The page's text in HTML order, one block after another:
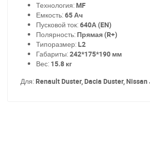
Технология: MF
Емкость:65 Ач
Пусковой ток:640А (EN)
Полярность: Прямая (R+)
Типоразмер: L2
Габариты:242*175*190 мм
Вес: 15.8 кг
Для: Renault Duster, Dacia Duster, Nissan